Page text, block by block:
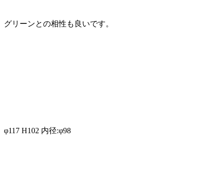
グリーンとの相性も良いです。
φ117 H102 内径:φ98